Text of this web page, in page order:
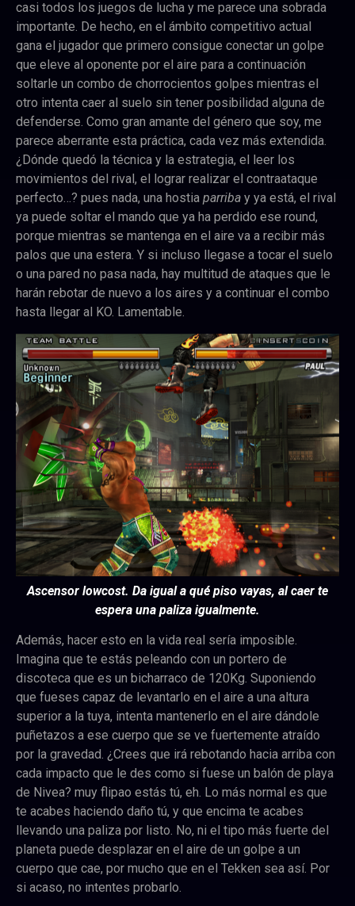
casi todos los juegos de lucha y me parece una sobrada
importante. De hecho, en el ámbito competitivo actual
gana el jugador que primero consigue conectar un golpe
que eleve al oponente por el aire para a continuación
soltarle un combo de chorrocientos golpes mientras el
otro intenta caer al suelo sin tener posibilidad alguna de
defenderse. Como gran amante del género que soy, me
parece aberrante esta práctica, cada vez más extendida.
¿Dónde quedó la técnica y la estrategia, el leer los
movimientos del rival, el lograr realizar el contraataque
perfecto…? pues nada, una hostia parriba y ya está, el rival
ya puede soltar el mando que ya ha perdido ese round,
porque mientras se mantenga en el aire va a recibir más
palos que una estera. Y si incluso llegase a tocar el suelo
o una pared no pasa nada, hay multitud de ataques que le
harán rebotar de nuevo a los aires y a continuar el combo
hasta llegar al KO. Lamentable.
Ascensor lowcost. Da igual a qué piso vayas, al caer te
espera una paliza igualmente.
Además, hacer esto en la vida real sería imposible.
Imagina que te estás peleando con un portero de
discoteca que es un bicharraco de 120Kg. Suponiendo
que fueses capaz de levantarlo en el aire a una altura
superior a la tuya, intenta mantenerlo en el aire dándole
puñetazos a ese cuerpo que se ve fuertemente atraído
por la gravedad. ¿Crees que irá rebotando hacia arriba con
cada impacto que le des como si fuese un balón de playa
de Nivea? muy flipao estás tú, eh. Lo más normal es que
te acabes haciendo daño tú, y que encima te acabes
llevando una paliza por listo. No, ni el tipo más fuerte del
planeta puede desplazar en el aire de un golpe a un
cuerpo que cae, por mucho que en el Tekken sea así. Por
si acaso, no intentes probarlo.